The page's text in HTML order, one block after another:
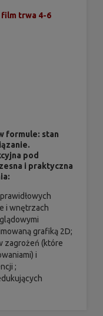
trwa 4-6
formule: stan
pod
i praktyczna
i wnętrzach
grafiką 2D;
zagrożeń (które
i
;